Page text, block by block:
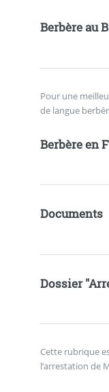
Berbère au
Pour une
de langue
Berbère en
Documents
Dossier
Cette rubrique
l’arrestation de